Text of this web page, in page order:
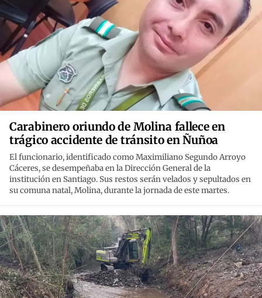
Carabinero oriundo de Molina fallece en
trágico accidente de tránsito en Ñuñoa
El funcionario, identificado como Maximiliano Segundo Arroyo
Cáceres, se desempeñaba en la Dirección General de la
institución en Santiago. Sus restos serán velados y sepultados en
su comuna natal, Molina, durante la jornada de este martes.